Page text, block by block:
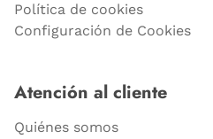
Política de cookies
Configuración de Cookies
Atención al cliente
Quiénes somos